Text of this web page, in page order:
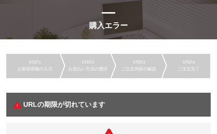
購入エラー
お客様情報の入力 お支払い方法の選択 ご注文内容の確認 ご注文完了
URLの期限が切れています